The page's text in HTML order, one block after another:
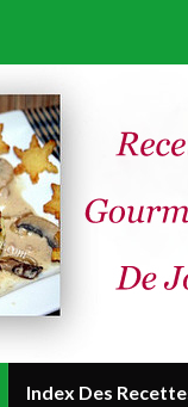
Index Des